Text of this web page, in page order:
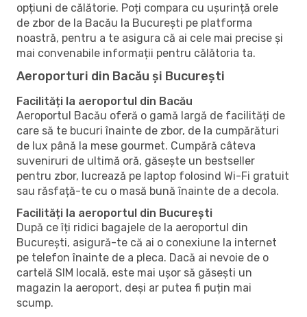
opțiuni de călătorie. Poți compara cu ușurință orele
de zbor de la Bacău la București pe platforma
noastră, pentru a te asigura că ai cele mai precise și
mai convenabile informații pentru călătoria ta.
Aeroporturi din Bacău și București
Facilități la aeroportul din Bacău
Aeroportul Bacău oferă o gamă largă de facilități de
care să te bucuri înainte de zbor, de la cumpărături
de lux până la mese gourmet. Cumpără câteva
suveniruri de ultimă oră, găsește un bestseller
pentru zbor, lucrează pe laptop folosind Wi-Fi gratuit
sau răsfață-te cu o masă bună înainte de a decola.
Facilități la aeroportul din București
După ce îți ridici bagajele de la aeroportul din
București, asigură-te că ai o conexiune la internet
pe telefon înainte de a pleca. Dacă ai nevoie de o
cartelă SIM locală, este mai ușor să găsești un
magazin la aeroport, deși ar putea fi puțin mai
scump.